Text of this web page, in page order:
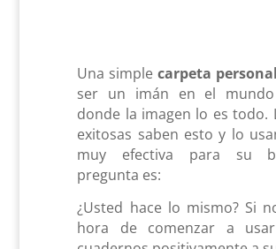
Una simplecarpeta
ser un imán en el mundo
donde la imagen lo es todo.
exitosas saben esto y lo
muy efectiva para su
pregunta es:
¿Usted hace lo mismo? Si
hora de comenzar a